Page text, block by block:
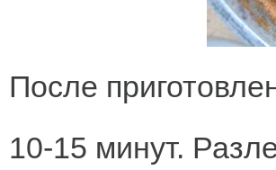
После
10-15 минут.